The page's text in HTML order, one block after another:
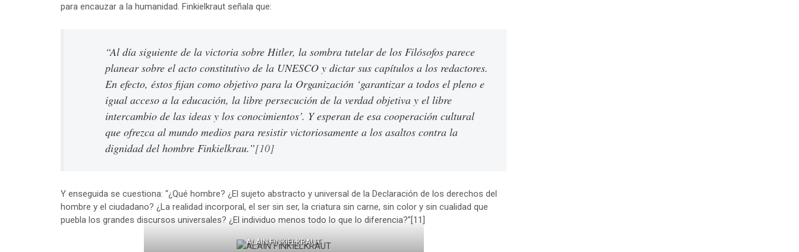
para encauzar a la humanidad. Finkielkraut señala que:
“Al día siguiente de la victoria sobre Hitler, la sombra tutelar de los Filósofos parece
planear sobre el acto constitutivo de la UNESCO y dictar sus capítulos a los redactores.
En efecto, éstos fijan como objetivo para la Organización ‘garantizar a todos el pleno e
igual acceso a la educación, la libre persecución de la verdad objetiva y el libre
intercambio de las ideas y los conocimientos’. Y esperan de esa cooperación cultural
que ofrezca al mundo medios para resistir victoriosamente a los asaltos contra la
dignidad del hombre Finkielkrau.”[10]
Y enseguida se cuestiona: “¿Qué hombre? ¿El sujeto abstracto y universal de la Declaración de los derechos del
hombre y el ciudadano? ¿La realidad incorporal, el ser sin ser, la criatura sin carne, sin color y sin cualidad que
puebla los grandes discursos universales? ¿El individuo menos todo lo que lo diferencia?”[11]
ALAIN FINKIELKRAUT